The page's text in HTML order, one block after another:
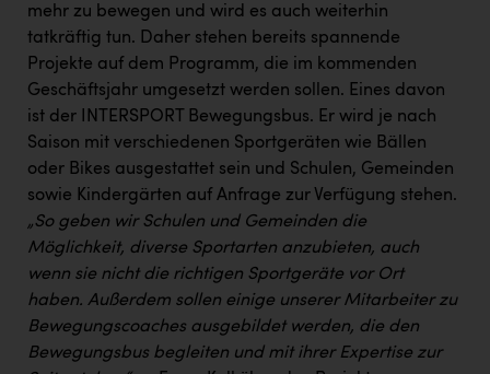
mehr zu bewegen und wird es auch weiterhin
tatkräftig tun. Daher stehen bereits spannende
Projekte auf dem Programm, die im kommenden
Geschäftsjahr umgesetzt werden sollen. Eines davon
ist der INTERSPORT Bewegungsbus. Er wird je nach
Saison mit verschiedenen Sportgeräten wie Bällen
oder Bikes ausgestattet sein und Schulen, Gemeinden
sowie Kindergärten auf Anfrage zur Verfügung stehen.
„So geben wir Schulen und Gemeinden die
Möglichkeit, diverse Sportarten anzubieten, auch
wenn sie nicht die richtigen Sportgeräte vor Ort
haben. Außerdem sollen einige unserer Mitarbeiter zu
Bewegungscoaches ausgebildet werden, die den
Bewegungsbus begleiten und mit ihrer Expertise zur